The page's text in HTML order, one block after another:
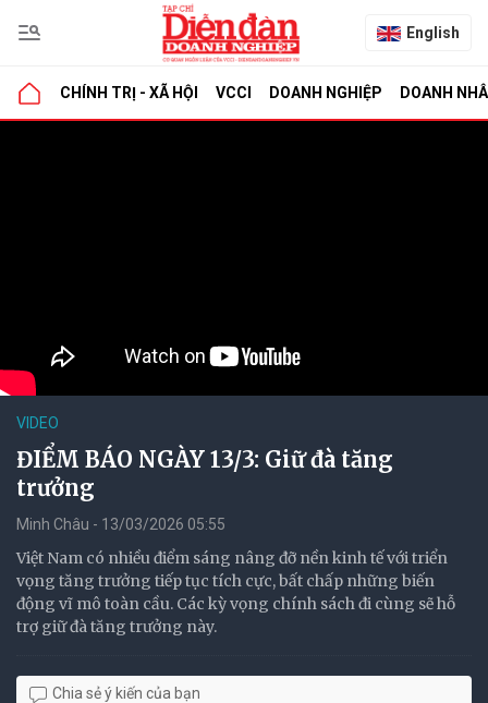
English
CHÍNH TRỊ - XÃ HỘI VCCI DOANH NGHIỆP DOANH
VIDEO
ĐIỂM BÁO NGÀY 13/3: Giữ đà tăng
trưởng
Minh Châu - 13/03/2026 05:55
Việt Nam có nhiều điểm sáng nâng đỡ nền kinh tế với triển
vọng tăng trưởng tiếp tục tích cực, bất chấp những biến
động vĩ mô toàn cầu. Các kỳ vọng chính sách đi cùng sẽ hỗ
trợ giữ đà tăng trưởng này.
Chia sẻ ý kiến của bạn